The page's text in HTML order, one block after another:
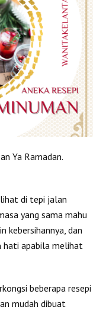
Ya Ramadan.
di tepi jalan
yang sama mahu
kebersihannya, dan
hati apabila melihat
beberapa resepi
mudah dibuat